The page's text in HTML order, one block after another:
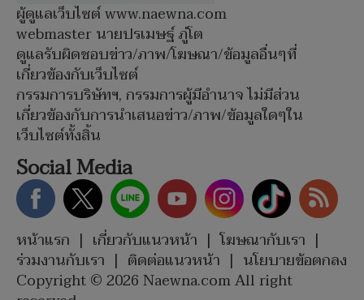
ผู้ดูแลเว็บไซต์ www.naewna.com
webmaster นายปรเมษฐ์ ภู่โต
ดูแลรับผิดชอบข่าว/ภาพ/โฆษณา/ข้อมูลอื่นๆที่
เกี่ยวข้องกับเว็บไซต์
กรรมการบริษัทฯ, กรรมการผู้มีอำนาจ ไม่มีส่วน
เกี่ยวข้องกับการนำเสนอข่าว/ภาพ/ข้อมูลใดๆใน
เว็บไซต์ทั้งสิ้น
Social Media
หน้าแรก | เกี่ยวกับแนวหน้า | โฆษณากับเรา |
ร่วมงานกับเรา | ติดต่อแนวหน้า | นโยบายข้อตกลง
Copyright © 2026 Naewna.com All right